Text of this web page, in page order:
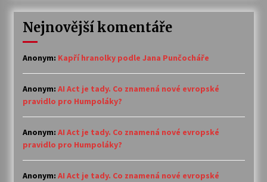
Nejnovější komentáře
Anonym: Kapří hranolky podle Jana Punčocháře
Anonym: AI Act je tady. Co znamená nové evropské
pravidlo pro Humpoláky?
Anonym: AI Act je tady. Co znamená nové evropské
pravidlo pro Humpoláky?
Anonym: AI Act je tady. Co znamená nové evropské